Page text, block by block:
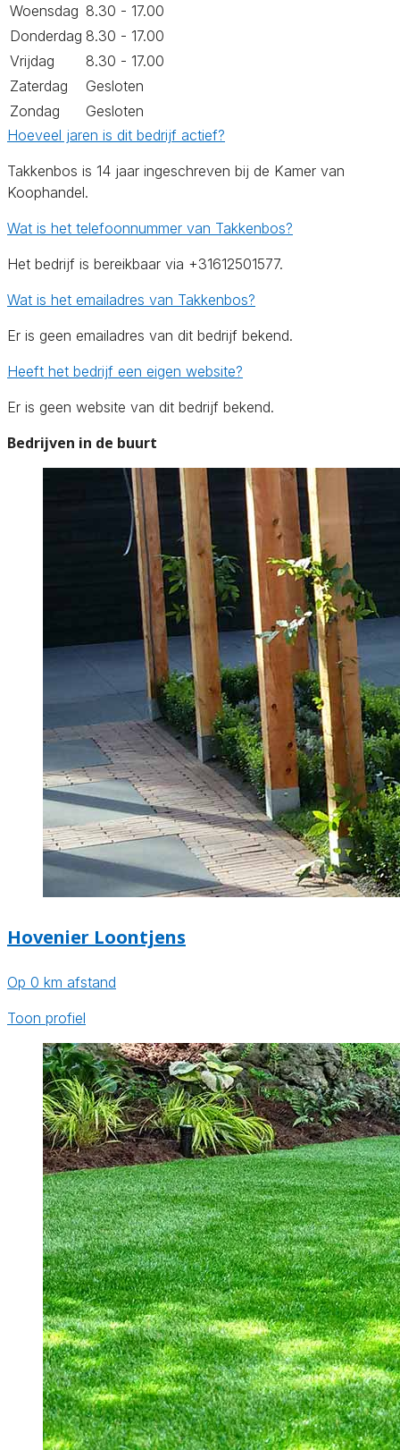
Woensdag 8.30 - 17.00
Donderdag 8.30 - 17.00
Vrijdag
8.30 - 17.00
Zaterdag
Gesloten
Zondag
Gesloten
Hoeveel jaren is dit bedrijf actief?
Takkenbos is 14 jaar ingeschreven bij de Kamer van
Koophandel.
Wat is het telefoonnummer van Takkenbos?
Het bedrijf is bereikbaar via +31612501577.
Wat is het emailadres van Takkenbos?
Er is geen emailadres van dit bedrijf bekend.
Heeft het bedrijf een eigen website?
Er is geen website van dit bedrijf bekend.
Bedrijven in de buurt
Hovenier Loontjens
Op 0 km afstand
Toon profiel